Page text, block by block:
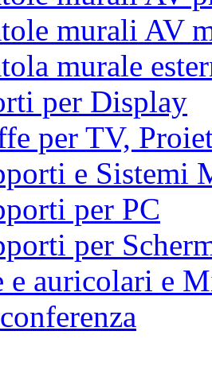
murali AV
murale
per Display
per TV,
e Sistemi
per PC
per
e auricolari e